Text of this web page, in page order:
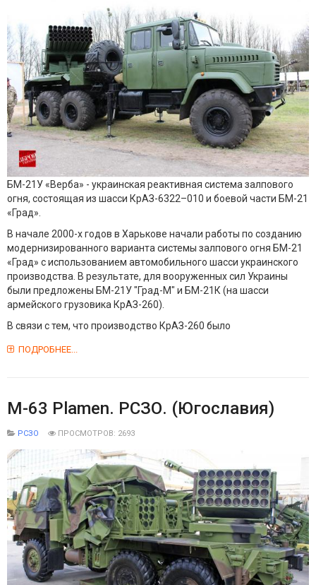
БМ-21У «Верба» - украинская реактивная система залпового
огня, состоящая из шасси КрАЗ-6322–010 и боевой части БМ-21
«Град».
В начале 2000-х годов в Харькове начали работы по созданию
модернизированного варианта системы залпового огня БМ-21
«Град» с использованием автомобильного шасси украинского
производства. В результате, для вооруженных сил Украины
были предложены БМ-21У "Град-М" и БМ-21К (на шасси
армейского грузовика КрАЗ-260).
В связи с тем, что производство КрАЗ-260 было
ПОДРОБНЕЕ...
M-63 Plamen. РСЗО. (Югославия)
РСЗО ПРОСМОТРОВ: 2693